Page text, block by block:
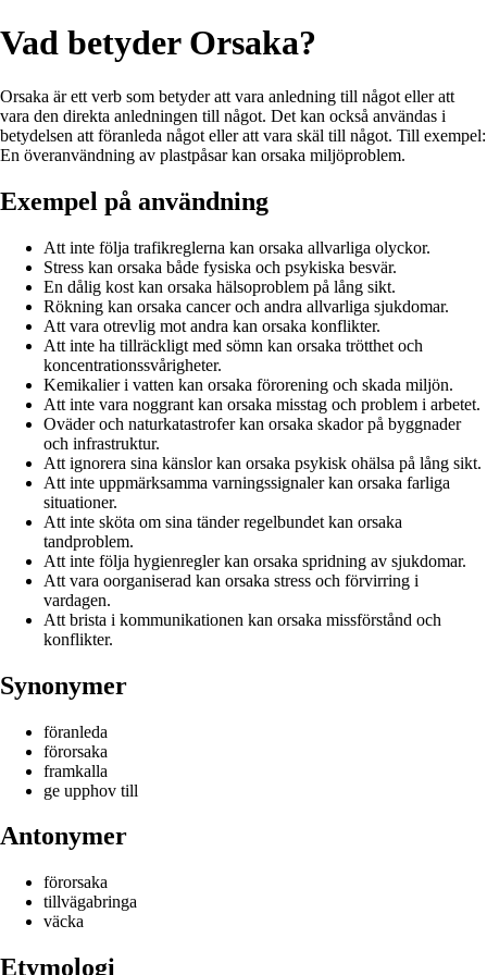
Vad betyder Orsaka?
Orsaka är ett verb som betyder att vara anledning till något eller att
vara den direkta anledningen till något. Det kan också användas i
betydelsen att föranleda något eller att vara skäl till något. Till exempel:
En överanvändning av plastpåsar kan orsaka miljöproblem.
Exempel på användning
Att inte följa trafikreglerna kan orsaka allvarliga olyckor.
Stress kan orsaka både fysiska och psykiska besvär.
En dålig kost kan orsaka hälsoproblem på lång sikt.
Rökning kan orsaka cancer och andra allvarliga sjukdomar.
Att vara otrevlig mot andra kan orsaka konflikter.
Att inte ha tillräckligt med sömn kan orsaka trötthet och
koncentrationssvårigheter.
Kemikalier i vatten kan orsaka förorening och skada miljön.
Att inte vara noggrant kan orsaka misstag och problem i arbetet.
Oväder och naturkatastrofer kan orsaka skador på byggnader
och infrastruktur.
Att ignorera sina känslor kan orsaka psykisk ohälsa på lång sikt.
Att inte uppmärksamma varningssignaler kan orsaka farliga
situationer.
Att inte sköta om sina tänder regelbundet kan orsaka
tandproblem.
Att inte följa hygienregler kan orsaka spridning av sjukdomar.
Att vara oorganiserad kan orsaka stress och förvirring i
vardagen.
Att brista i kommunikationen kan orsaka missförstånd och
konflikter.
Synonymer
föranleda
förorsaka
framkalla
ge upphov till
Antonymer
förorsaka
tillvägabringa
väcka
Etymologi